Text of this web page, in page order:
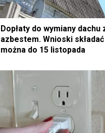
Dopłaty do wymiany dachu
azbestem. Wnioski składać
można do 15 listopada